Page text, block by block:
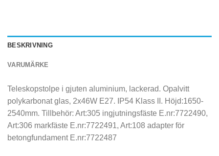
BESKRIVNING
VARUMÄRKE
Teleskopstolpe i gjuten aluminium, lackerad. Opalvitt
polykarbonat glas, 2x46W E27. IP54 Klass II. Höjd:1650-
2540mm. Tillbehör: Art:305 ingjutningsfäste E.nr:7722490,
Art:306 markfäste E.nr:7722491, Art:108 adapter för
betongfundament E.nr:7722487